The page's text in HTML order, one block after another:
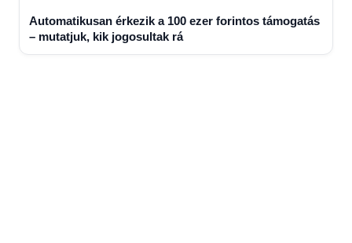
Automatikusan érkezik a 100 ezer forintos támogatás
– mutatjuk, kik jogosultak rá